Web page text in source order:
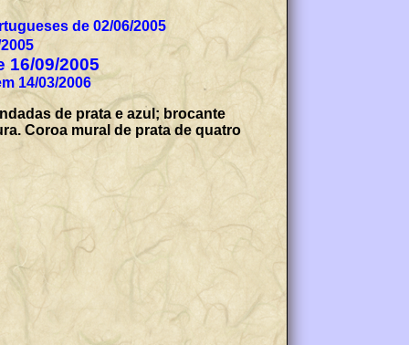
de 02/06/2005
16/09/2005
14/03/2006
de prata e azul; brocante
Coroa mural de prata de quatro